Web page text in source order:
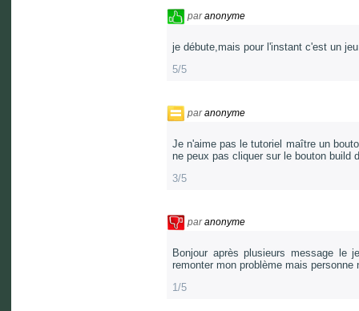
paranonyme
je débute,mais pour l'instant c'est un
5/5
paranonyme
Je n'aime pas le tutoriel maître un
ne peux pas cliquer sur le bouton build
3/5
paranonyme
Bonjour après plusieurs message
remonter mon problème mais
1/5